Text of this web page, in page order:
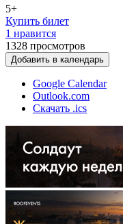
5+
Купить билет
1 нравится
1328 просмотров
Добавить в календарь
Google Calendar
Outlook.com
Скачать .ics